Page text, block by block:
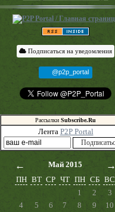
Подписаться на уведомления
@p2p_portal
Рассылки Subscribe.Ru
Лента P2P Portal
← Май 2015 →
ПН ВТ СР ЧТ ПН СБ ВС
1
2
3
4
5 6 7 8 9
10